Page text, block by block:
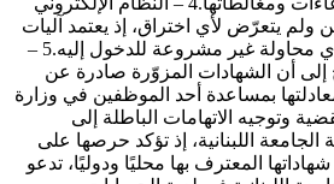
ولم يتعرّض لأي اختراق، إذ يعتمد آليات
مراقبة دقيقة تُظهر فورًا أي محاولة غير مشروعة للدخول إليه.5 –
إلى أن الشهادات المزوّرة صادرة عن
بمساعدة أحد الموظفين في وزارة
وتوجيه الاتهامات الباطلة إلى
الجامعة اللبنانية، إذ تؤكد حرصها على
المعترف بها محليًا ودوليًا، تدعو